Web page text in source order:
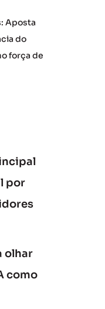
Aposta
do
força de
por
olhar
como